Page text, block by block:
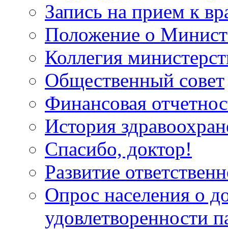
Запись на прием к
Положение о
Коллегия
Общественный совет
Финансовая
История
Спасибо, доктор!
Развитие
Опрос населения о
удовлетворенности